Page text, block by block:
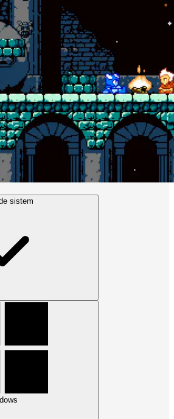
sistem